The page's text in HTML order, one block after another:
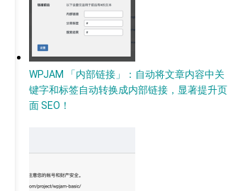
WPJAM 「内部链接」：自动将文章内容中关
键字和标签自动转换成内部链接，显著提升页
面 SEO！